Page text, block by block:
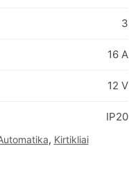
3
16 A
12 V
IP20
, Kirtikliai